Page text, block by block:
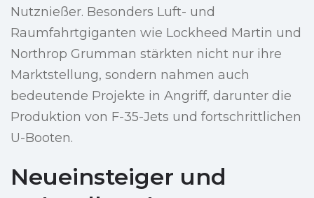
Nutznießer. Besonders Luft- und
Raumfahrtgiganten wie Lockheed Martin und
Northrop Grumman stärkten nicht nur ihre
Marktstellung, sondern nahmen auch
bedeutende Projekte in Angriff, darunter die
Produktion von F-35-Jets und fortschrittlichen
U-Booten.
Neueinsteiger und